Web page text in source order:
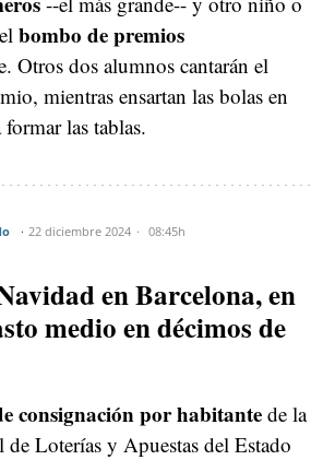
bombo de premios
Otros dos alumnos cantarán el
mientras ensartan las bolas en
las tablas.
22 diciembre 2024 08:45h
en Barcelona, en
medio en décimos de
consignación por habitante de la
de Loterías y Apuestas del Estado